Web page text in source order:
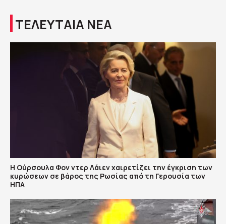
ΤΕΛΕΥΤΑΙΑ ΝΕΑ
Η Ούρσουλα Φον ντερ Λάιεν χαιρετίζει την έγκριση των
κυρώσεων σε βάρος της Ρωσίας από τη Γερουσία των
ΗΠΑ